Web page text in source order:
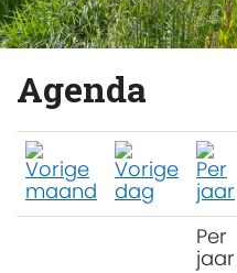
Agenda
Per
jaar